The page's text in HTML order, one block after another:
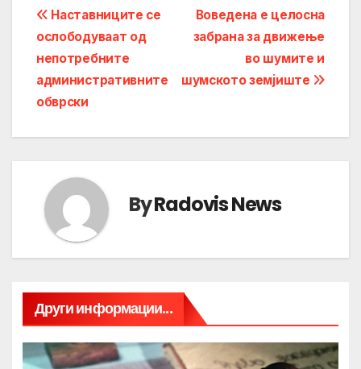
Post
navigation
Воведена е целосна
забрана за движење
во шумите и
шумското земјиште
Наставниците се
ослободуваат од
непотребните
административните
обврски
ByRadovis News
Други информации...